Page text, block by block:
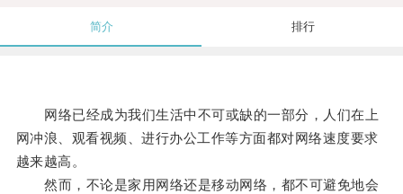
简介 排行
网络已经成为我们生活中不可或缺的一部分，人们在上
网冲浪、观看视频、进行办公工作等方面都对网络速度要求
越来越高。
然而，不论是家用网络还是移动网络，都不可避免地会